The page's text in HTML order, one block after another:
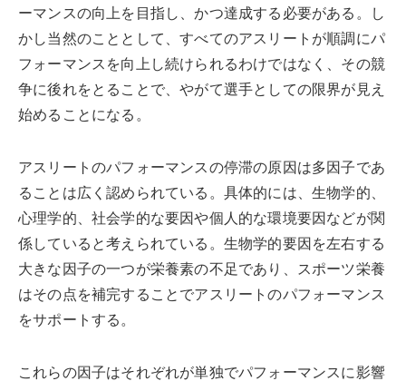
ーマンスの向上を目指し、かつ達成する必要がある。し
かし当然のこととして、すべてのアスリートが順調にパ
フォーマンスを向上し続けられるわけではなく、その競
争に後れをとることで、やがて選手としての限界が見え
始めることになる。
アスリートのパフォーマンスの停滞の原因は多因子であ
ることは広く認められている。具体的には、生物学的、
心理学的、社会学的な要因や個人的な環境要因などが関
係していると考えられている。生物学的要因を左右する
大きな因子の一つが栄養素の不足であり、スポーツ栄養
はその点を補完することでアスリートのパフォーマンス
をサポートする。
これらの因子はそれぞれが単独でパフォーマンスに影響